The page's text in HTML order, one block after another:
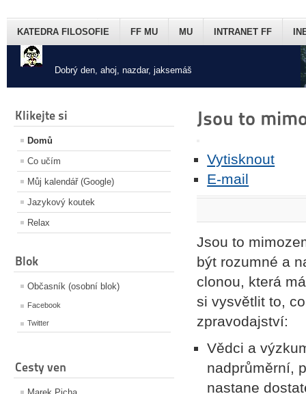
Dobrý den, ahoj, nazdar, jaksemáš
KATEDRA FILOSOFIE FF MU MU INTRANET FF
Klikejte si
Domů
Co učím
Můj kalendář (Google)
Jazykový koutek
Relax
Blok
Občasník (osobní blok)
Facebook
Twitter
Cesty ven
Jsou to
Vytisknout
E-mail
Jsou to
být rozumné a
clonou, která
si vysvětlit to,
zpravodajství:
Vědci a
nadprůměrní,
nastane